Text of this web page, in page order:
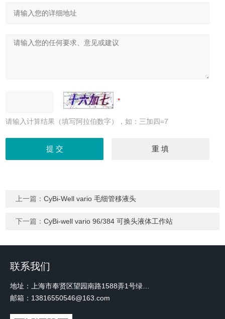
请输入计算结果（填写阿拉伯数字），如：三加四=7
上一篇：CyBi-Well vario 毛细管移液头
下一篇：CyBi-well vario 96/384 可换头液体工作站
联系我们
邮箱：13816550546@163.com